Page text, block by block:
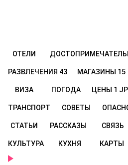
ОТЕЛИ
РАЗВЛЕЧЕНИЯ 43 МАГАЗИНЫ 15
ВИЗА ПОГОДА ЦЕНЫ 1
ТРАНСПОРТ СОВЕТЫ
СТАТЬИ РАССКАЗЫ СВЯЗЬ
КУЛЬТУРА КУХНЯ КАРТЫ
